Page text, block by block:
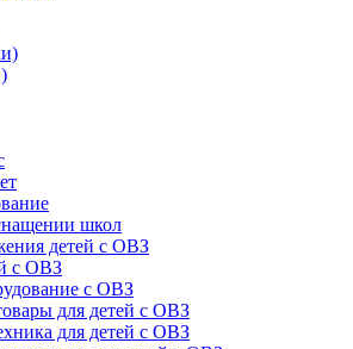
школ
детей с ОВЗ
с ОВЗ
с ОВЗ
для детей с ОВЗ
для детей с ОВЗ